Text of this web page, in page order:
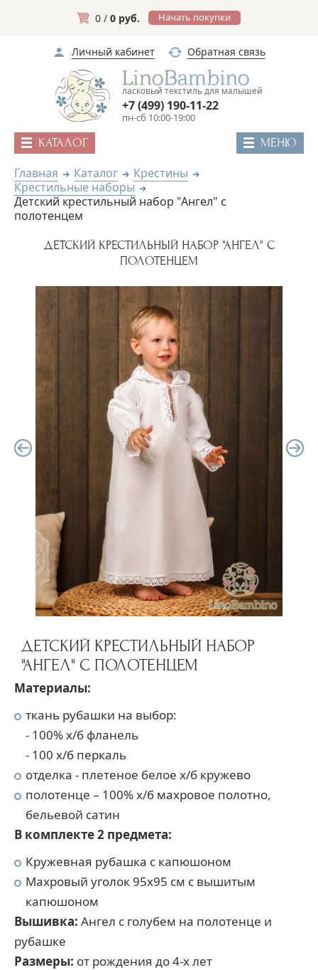
0 / 0 руб. Начать покупки
Личный кабинет Обратная связь
ласковый текстиль для малышей
пн-сб 10:00-19:00
+7 (499) 190-11-22
КАТАЛОГ МЕНЮ
Главная Каталог
Крестины
Крестильные наборы
Детский крестильный набор "Ангел" с
полотенцем
ДЕТСКИЙ КРЕСТИЛЬНЫЙ НАБОР "АНГЕЛ" С
ПОЛОТЕНЦЕМ
ДЕТСКИЙ КРЕСТИЛЬНЫЙ НАБОР
"АНГЕЛ" С ПОЛОТЕНЦЕМ
Материалы:
ткань рубашки на выбор:
- 100% х/б фланель
- 100 х/б перкаль
отделка - плетеное белое х/б кружево
полотенце – 100% х/б махровое полотно,
бельевой сатин
В комплекте 2 предмета:
Кружевная рубашка с капюшоном
Махровый уголок 95х95 см с вышитым
капюшоном
Вышивка: Ангел с голубем на полотенце и
рубашке
Размеры: от рождения до 4-х лет